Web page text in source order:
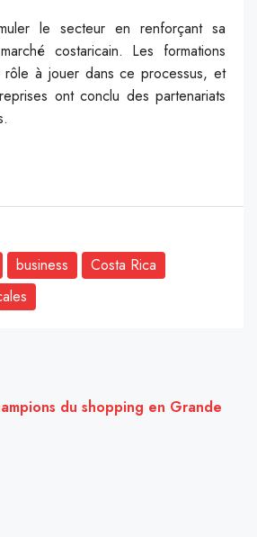
le secteur en renforçant sa
costaricain. Les formations
rôle à jouer dans ce processus, et
ont conclu des partenariats
business
Costa Rica
du shopping en Grande